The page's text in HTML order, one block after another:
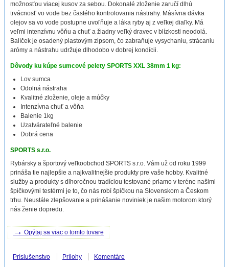
možnosťou viacej kusov za sebou. Dokonalé zloženie zaručí dlhú
trvácnosť vo vode bez častého kontrolovania nástrahy. Másívna dávka
olejov sa vo vode postupne uvoľňuje a láka ryby aj z veľkej diaľky. Má
veľmi intenzívnu vôňu a chuť a žiadny veľký dravec v blízkosti neodolá.
Balíček je osadený plastovým zipsom, čo zabraňuje vysychaniu, strácaniu
arómy a nástrahu udržuje dlhodobo v dobrej kondícii.
Dôvody ku kúpe sumcové pelety SPORTS XXL 38mm 1 kg:
Lov sumca
Odolná nástraha
Kvalitné zloženie, oleje a múčky
Intenzívna chuť a vôňa
Balenie 1kg
Uzatvárateľné balenie
Dobrá cena
SPORTS s.r.o.
Rybársky a športový veľkoobchod SPORTS s.r.o. Vám už od roku 1999
prináša tie najlepšie a najkvalitnejšie produkty pre vaše hobby. Kvalitné
služby a produkty s dlhoročnou tradíciou testované priamo v teréne našimi
špičkovými testérmi je to, čo nás robí špičkou na Slovenskom a Českom
trhu. Neustále zlepšovanie a prinášanie noviniek je našim motorom ktorý
nás ženie dopredu.
→ Opýtaj sa viac o tomto tovare
Príslušenstvo Prílohy Komentáre